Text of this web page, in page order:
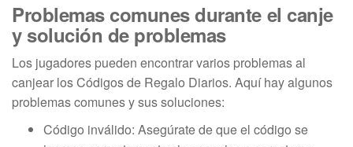
Problemas comunes durante el canje
y solución de problemas
Los jugadores pueden encontrar varios problemas al
canjear los Códigos de Regalo Diarios. Aquí hay algunos
problemas comunes y sus soluciones:
Código inválido: Asegúrate de que el código se